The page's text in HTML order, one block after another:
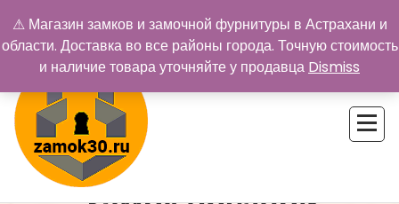
содержимому
⚠ Магазин замков и замочной фурнитуры в Астрахани и
области. Доставка во все районы города. Точную стоимость
и наличие товара уточняйте у продавца Dismiss